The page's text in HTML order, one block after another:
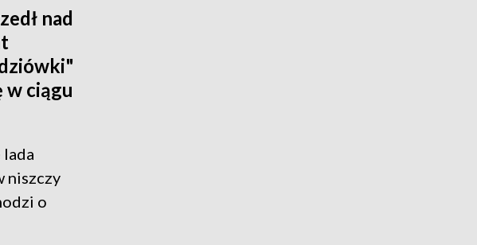
nad
w ciągu
niszczy
o